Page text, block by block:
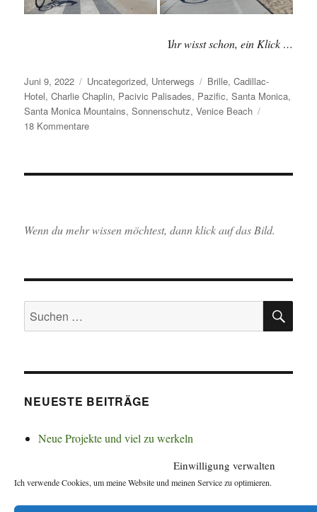
Einwilligung verwalten
Ich verwende Cookies, um meine Website und meinen Service zu optimieren.
Ihr wisst schon, ein Klick …
Veröffentlicht
am
Juni 9, 2022 Kategorien
Uncategorized, Unterwegs Schlagwörter
Brille,Cadillac-
Hotel,Charlie Chaplin, Pacivic Palisades, Pazific,Santa Monica,
Santa Monica Mountains,Sonnenschutz,Venice Beach
18 Kommentarezu
schluckt
noch
Wenn du mehr wissen möchtest, dann klick auf das Bild.
Suchen
nach:
NEUESTE BEITRÄGE
Neue Projekte und viel zu werkeln
So spannend kann Leben sein.